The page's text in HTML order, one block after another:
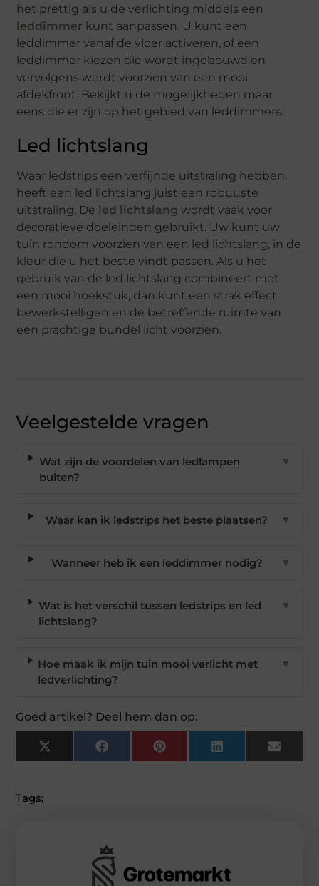
het prettig als u de verlichting middels een
leddimmer kunt aanpassen. U kunt een
leddimmer vanaf de vloer activeren, of een
leddimmer kiezen die wordt ingebouwd en
vervolgens wordt voorzien van een mooi
afdekfront. Bekijkt u de mogelijkheden maar
eens die er zijn op het gebied van leddimmers.
Led lichtslang
Waar ledstrips een verfijnde uitstraling hebben,
heeft een led lichtslang juist een robuuste
uitstraling. De led lichtslang wordt vaak voor
decoratieve doeleinden gebruikt. Uw kunt uw
tuin rondom voorzien van een led lichtslang, in de
kleur die u het beste vindt passen. Als u het
gebruik van de led lichtslang combineert met
een mooi hoekstuk, dan kunt een strak effect
bewerkstelligen en de betreffende ruimte van
een prachtige bundel licht voorzien.
Veelgestelde vragen
Wat zijn de voordelen van ledlampen
buiten?
▼
Waar kan ik ledstrips het beste plaatsen? ▼
Wanneer heb ik een leddimmer nodig? ▼
Wat is het verschil tussen ledstrips en led
lichtslang?
▼
Hoe maak ik mijn tuin mooi verlicht met
ledverlichting?
▼
Goed artikel? Deel hem dan op:
X
(Twitter)
FacebookPinterest LinkedIn Email
Tags: